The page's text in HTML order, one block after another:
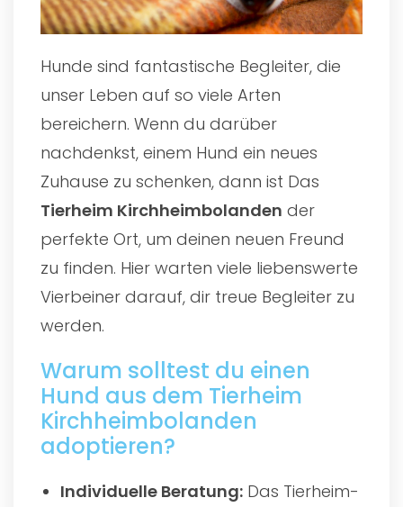
Hunde sind fantastische Begleiter, die
unser Leben auf so viele Arten
bereichern. Wenn du darüber
nachdenkst, einem Hund ein neues
Zuhause zu schenken, dann ist Das
Tierheim Kirchheimbolanden der
perfekte Ort, um deinen neuen Freund
zu finden. Hier warten viele liebenswerte
Vierbeiner darauf, dir treue Begleiter zu
werden.
Warum solltest du einen
Hund aus dem Tierheim
Kirchheimbolanden
adoptieren?
Individuelle Beratung: Das Tierheim-